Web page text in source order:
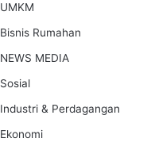
UMKM
Bisnis Rumahan
NEWS MEDIA
Sosial
Industri & Perdagangan
Ekonomi